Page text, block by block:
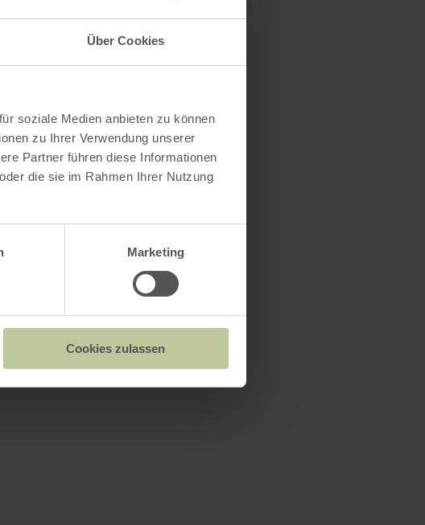
Über Cookies
soziale Medien anbieten zu können
zu Ihrer Verwendung unserer
Partner führen diese Informationen
die sie im Rahmen Ihrer Nutzung
Marketing
Cookies zulassen